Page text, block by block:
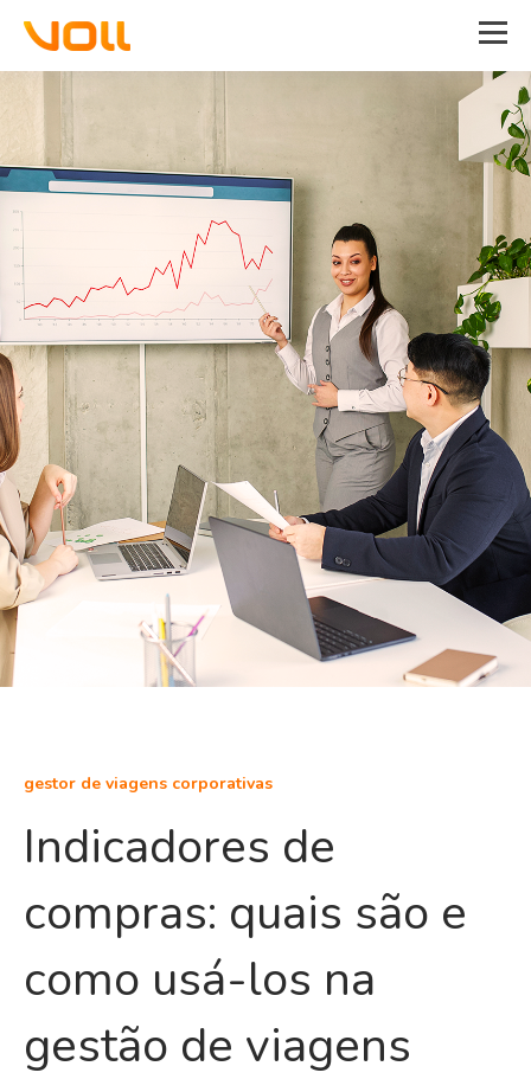
gestor de viagens corporativas
Indicadores de
compras: quais são e
como usá-los na
gestão de viagens